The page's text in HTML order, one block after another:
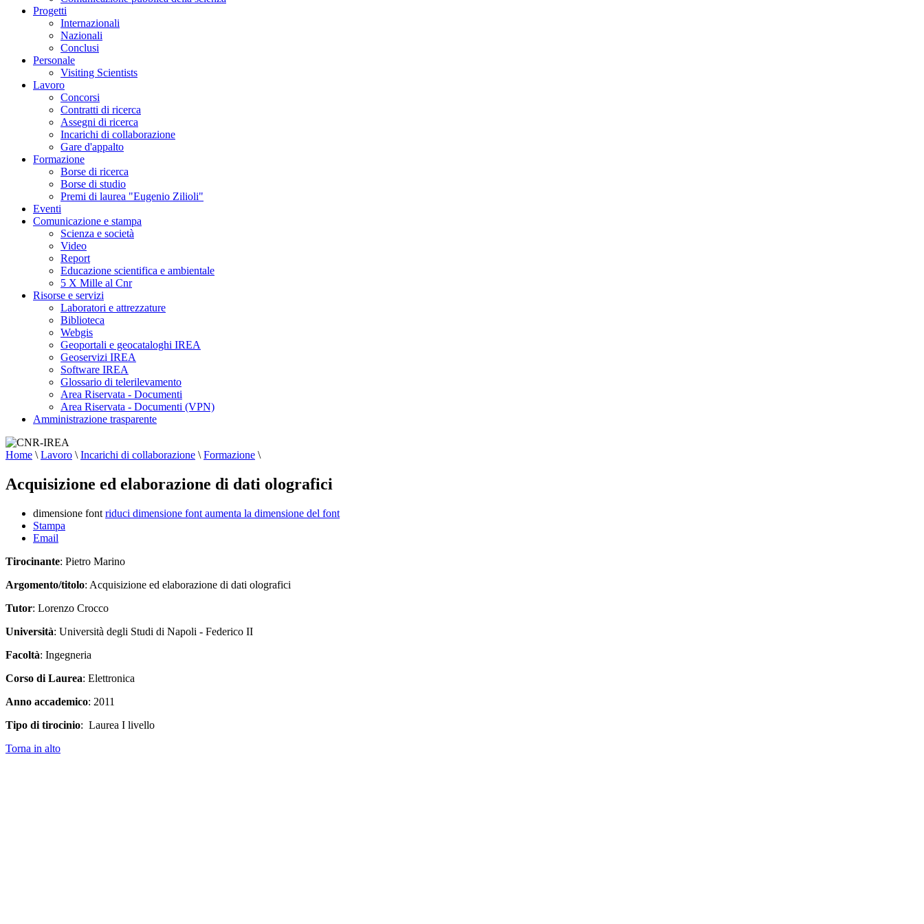
Progetti
Internazionali
Nazionali
Conclusi
Personale
Visiting Scientists
Lavoro
Concorsi
Contratti di ricerca
Assegni di ricerca
Incarichi di collaborazione
Gare d'appalto
Formazione
Borse di ricerca
Borse di studio
Premi di laurea "Eugenio Zilioli"
Eventi
Comunicazione e stampa
Scienza e società
Video
Report
Educazione scientifica e ambientale
5 X Mille al Cnr
Risorse e servizi
Laboratori e attrezzature
Biblioteca
Webgis
Geoportali e geocataloghi IREA
Geoservizi IREA
Software IREA
Glossario di telerilevamento
Area Riservata - Documenti
Area Riservata - Documenti (VPN)
Amministrazione trasparente
Home \ Lavoro \ Incarichi di collaborazione \ Formazione \
Acquisizione ed elaborazione di dati olografici
dimensione font riduci dimensione font aumenta la dimensione del font
Stampa
Email
Tirocinante: Pietro Marino
Argomento/titolo: Acquisizione ed elaborazione di dati olografici
Tutor: Lorenzo Crocco
Università: Università degli Studi di Napoli - Federico II
Facoltà: Ingegneria
Corso di Laurea: Elettronica
Anno accademico: 2011
Tipo di tirocinio: Laurea I livello
Torna in alto